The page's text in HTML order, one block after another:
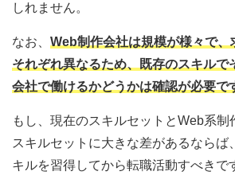
しれません。
なお、 Web制作会社は規模が様々で、
それぞれ異なるため、既存のスキルで
会社で働けるかどうかは確認が必要で
もし、現在のスキルセットとWeb系制
スキルセットに大きな差があるならば
キルを習得してから転職活動すべきで